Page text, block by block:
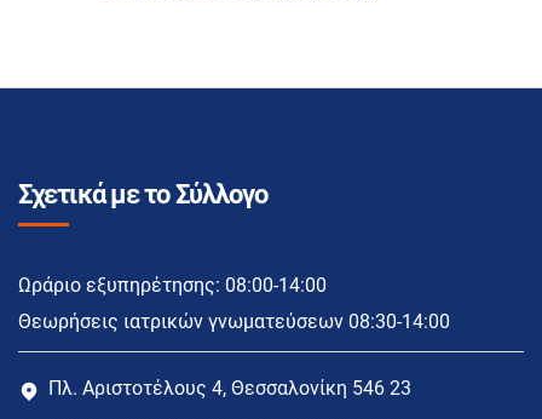
Σχετικά με το Σύλλογο
Ωράριο εξυπηρέτησης: 08:00-14:00
Θεωρήσεις ιατρικών γνωματεύσεων 08:30-14:00
Πλ. Αριστοτέλους 4, Θεσσαλονίκη 546 23